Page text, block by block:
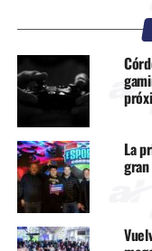
La